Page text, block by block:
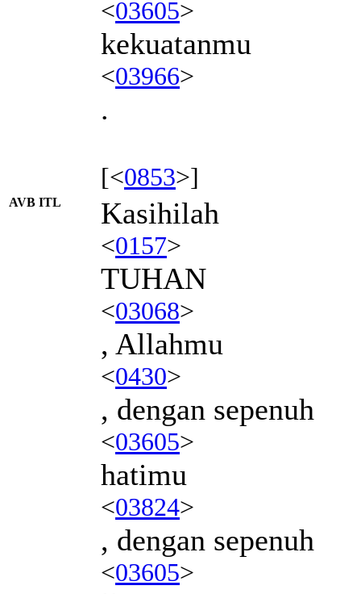
<03605>
kekuatanmu
<03966>
.
[<0853>]
AVB ITL Kasihilah
<0157>
TUHAN
<03068>
, Allahmu
<0430>
, dengan sepenuh
<03605>
hatimu
<03824>
, dengan sepenuh
<03605>